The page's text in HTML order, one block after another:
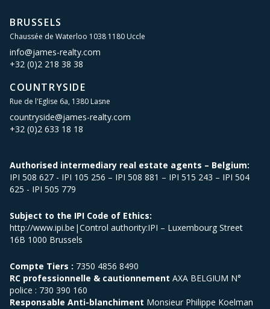
BRUSSELS
Chaussée de Waterloo 1038 1180 Uccle
info@james-realty.com
+32 (0)2 218 38 38
COUNTRYSIDE
Rue de l'Eglise 6a, 1380 Lasne
countryside@james-realty.com
+32 (0)2 633 18 18
Authorised intermediary real estate agents – Belgium:
IPI 508 627 - IPI 105 256 – IPI 508 881 – IPI 515 243 – IPI 504
625 - IPI 505 779
Subject to the IPI Code of Ethics:
http://www.ipi.be|Control authority:IPI – Luxembourg Street
16B 1000 Brussels
Compte Tiers : 7350 4856 8490
RC professionnelle & cautionnement AXA BELGIUM N°
police : 730 390 160
Responsable Anti-blanchiment Monsieur Philippe Koelman